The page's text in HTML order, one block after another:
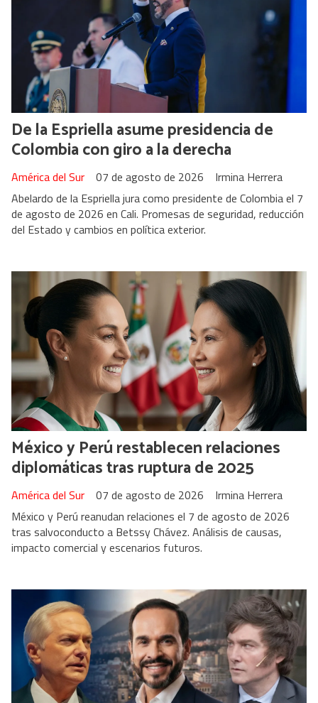
De la Espriella asume presidencia de
Colombia con giro a la derecha
Irmina Herrera
América del Sur
07 de agosto de 2026
Abelardo de la Espriella jura como presidente de Colombia el 7
de agosto de 2026 en Cali. Promesas de seguridad, reducción
del Estado y cambios en política exterior.
México y Perú restablecen relaciones
diplomáticas tras ruptura de 2025
Irmina Herrera
América del Sur
07 de agosto de 2026
México y Perú reanudan relaciones el 7 de agosto de 2026
tras salvoconducto a Betssy Chávez. Análisis de causas,
impacto comercial y escenarios futuros.